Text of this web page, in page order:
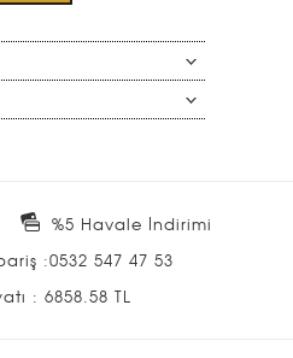
%5 Havale İndirimi
:0532 547 47 53
: 6858.58 TL